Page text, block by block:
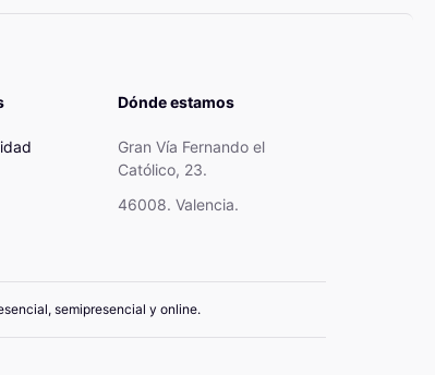
Dónde estamos
Gran Vía Fernando el
Católico, 23.
46008. Valencia.
semipresencial y online.